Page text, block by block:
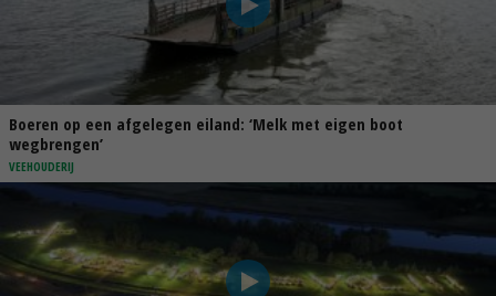
Boeren op een afgelegen eiland: ‘Melk met eigen boot
wegbrengen’
VEEHOUDERIJ